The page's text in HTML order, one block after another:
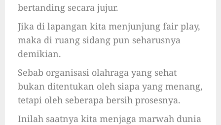
bertanding secara jujur.
Jika di lapangan kita menjunjung fair play,
maka di ruang sidang pun seharusnya
demikian.
Sebab organisasi olahraga yang sehat
bukan ditentukan oleh siapa yang menang,
tetapi oleh seberapa bersih prosesnya.
Inilah saatnya kita menjaga marwah dunia